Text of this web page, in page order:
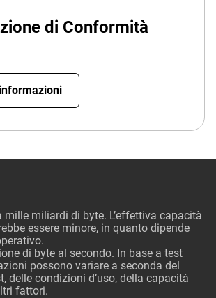
di Conformità
mille miliardi di byte. L’effettiva capacità
essere minore, in quanto dipende
di byte al secondo. In base a test
possono variare a seconda del
delle condizioni d’uso, della capacità
fattori.